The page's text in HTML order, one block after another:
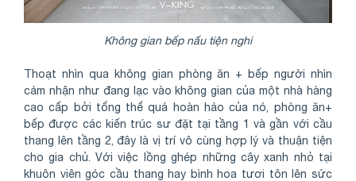
Không gian bếp nấu tiện nghi
Thoạt nhìn qua không gian phòng ăn + bếp người nhìn
cảm nhận như đang lạc vào không gian của một nhà hàng
cao cấp bởi tổng thể quá hoàn hảo của nó, phòng ăn+
bếp được các kiến trúc sư đặt tại tầng 1 và gần với cầu
thang lên tầng 2, đây là vị trí vô cùng hợp lý và thuận tiện
cho gia chủ. Với việc lồng ghép những cây xanh nhỏ tại
khuôn viên góc cầu thang hay bình hoa tươi tôn lên sức